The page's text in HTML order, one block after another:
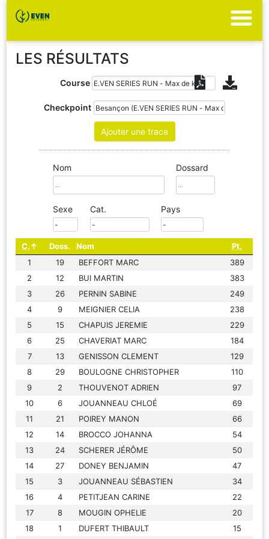
LES RÉSULTATS
Course
Checkpoint
Ajouter une trace
Nom Dossard
Sexe Cat. Pays
C. Doss. Nom
Pt.
1
19 BEFFORT MARC
389
2
12 BUI MARTIN
383
3
26 PERNIN SABINE
249
4
9 MEIGNIER CELIA
238
5
15 CHAPUIS JEREMIE
229
6
25 CHAVERIAT MARC
184
7
13 GENISSON CLEMENT
129
8
29 BOULOGNE CHRISTOPHER
110
9
2 THOUVENOT ADRIEN
97
10
6 JOUANNEAU CHLOÉ
69
11
21 POIREY MANON
66
12
14 BROCCO JOHANNA
54
13
24 SCHERER JÉRÔME
50
14
27 DONEY BENJAMIN
47
15
3 JOUANNEAU SÉBASTIEN
34
16
4 PETITJEAN CARINE
22
17
8 MOUGIN OPHELIE
20
18
1 DUFERT THIBAULT 15